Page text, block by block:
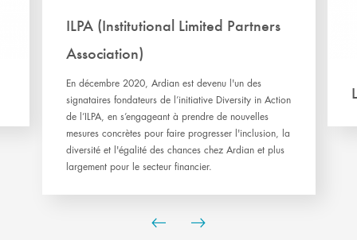
ILPA (Institutional Limited Partners
Association)
En décembre 2020, Ardian est devenu l'un des
signataires fondateurs de l’initiative Diversity in Action
de l’ILPA, en s’engageant à prendre de nouvelles
mesures concrètes pour faire progresser l'inclusion, la
diversité et l'égalité des chances chez Ardian et plus
largement pour le secteur financier.